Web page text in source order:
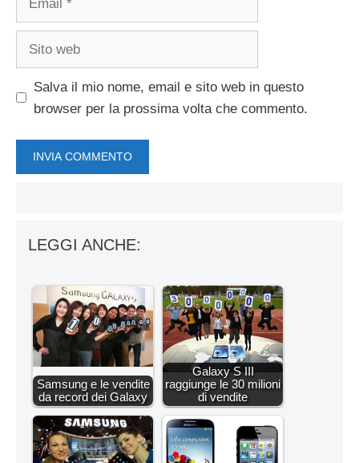
Salva il mio nome, email e sito web in questo
browser per la prossima volta che commento.
LEGGI ANCHE:
Samsung e le vendite
da record dei Galaxy
Galaxy S III
raggiunge le 30 milioni
di vendite